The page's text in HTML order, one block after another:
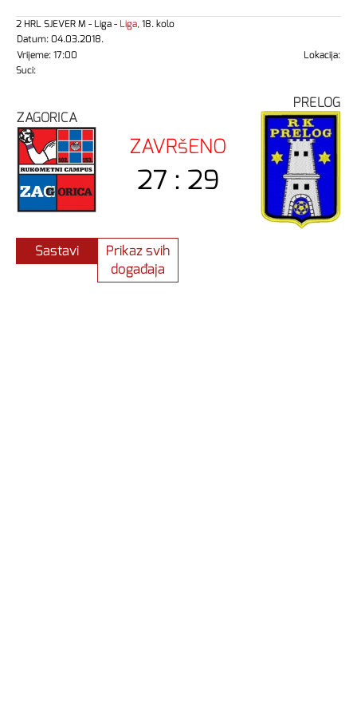
2 HRL SJEVER M - Liga - Liga,18. kolo
Datum: 04.03.2018.
Vrijeme: 17:00
Lokacija:
Suci:
ZAGORICA
ZAVRšENO
27 : 29
PRELOG
Sastavi
Prikaz svih
događaja